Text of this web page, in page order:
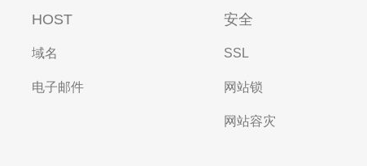
HOST
域名
电子邮件
安全
SSL
网站锁
网站容灾